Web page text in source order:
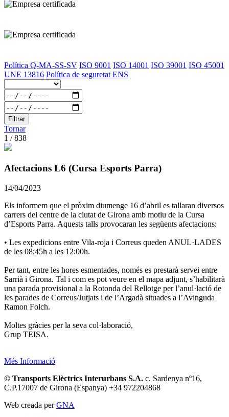
Política Q-MA-SS-SV ISO 9001 ISO 14001 ISO 39001 ISO 45001
UNE 13816 Política de seguretat ENS
Filtrar
Tornar
1 / 838
Afectacions L6 (Cursa Esports Parra)
14/04/2023
Els informem que el pròxim diumenge 16 d’abril es tallaran diversos
carrers del centre de la ciutat de Girona amb motiu de la Cursa
d’Esports Parra. Aquests talls provocaran les següents afectacions:
• Les expedicions entre Vila-roja i Correus queden ANUL·LADES
de les 08:45h a les 12:00h.
Per tant, entre les hores esmentades, només es prestarà servei entre
Sarrià i Girona. Tal i com es pot veure en el mapa adjunt, s’habilitarà
una parada provisional a la Rotonda del Rellotge per l’anul·lació de
les parades de Correus/Jutjats i de l’Argadà situades a l’Avinguda
Ramon Folch.
Moltes gràcies per la seva col·laboració,
Grup TEISA.
Més Informació
© Transports Elèctrics Interurbans S.A. c. Sardenya nº16,
C.P.17007 de Girona (Espanya) +34 972204868
Web creada perGNA